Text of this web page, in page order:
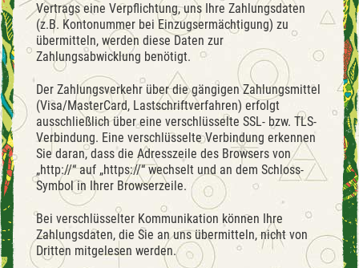
Vertrags eine Verpflichtung, uns Ihre Zahlungsdaten
(z.B. Kontonummer bei Einzugsermächtigung) zu
übermitteln, werden diese Daten zur
Zahlungsabwicklung benötigt.
Der Zahlungsverkehr über die gängigen Zahlungsmittel
(Visa/MasterCard, Lastschriftverfahren) erfolgt
ausschließlich über eine verschlüsselte SSL- bzw. TLS-
Verbindung. Eine verschlüsselte Verbindung erkennen
Sie daran, dass die Adresszeile des Browsers von
„http://“ auf „https://“ wechselt und an dem Schloss-
Symbol in Ihrer Browserzeile.
Bei verschlüsselter Kommunikation können Ihre
Zahlungsdaten, die Sie an uns übermitteln, nicht von
Dritten mitgelesen werden.